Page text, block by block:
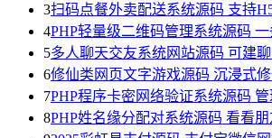
3扫码点餐外卖配送系统源码 支持
4PHP轻量级二维码管理系统源码
5多人聊天交友系统网站源码 可建
6修仙类网页文字游戏源码 沉浸式
7PHP程序卡密网络验证系统源码
8PHP姓名缘分配对系统源码 看看